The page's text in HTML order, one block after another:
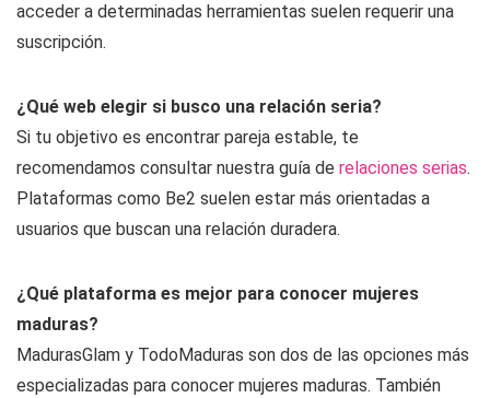
acceder a determinadas herramientas suelen requerir una
suscripción.
¿Qué web elegir si busco una relación seria?
Si tu objetivo es encontrar pareja estable, te
recomendamos consultar nuestra guía de relaciones serias.
Plataformas como Be2 suelen estar más orientadas a
usuarios que buscan una relación duradera.
¿Qué plataforma es mejor para conocer mujeres
maduras?
MadurasGlam y TodoMaduras son dos de las opciones más
especializadas para conocer mujeres maduras. También